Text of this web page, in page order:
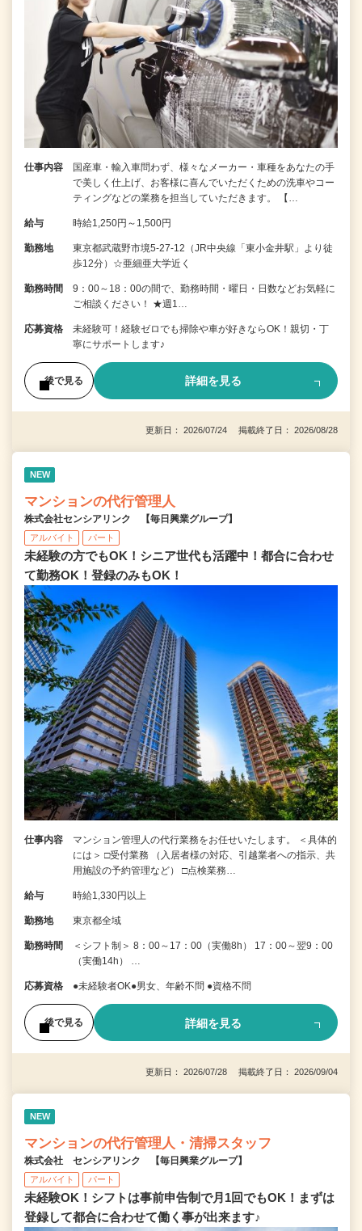
仕事内容
国産車・輸入車問わず、様々なメーカー・車種をあなたの手
で美しく仕上げ、お客様に喜んでいただくための洗車やコー
ティングなどの業務を担当していただきます。 【…
給与 時給1,250円～1,500円
勤務地
東京都武蔵野市境5-27-12（JR中央線「東小金井駅」より徒
歩12分）☆亜細亜大学近く
勤務時間
9：00～18：00の間で、勤務時間・曜日・日数などお気軽に
ご相談ください！ ★週1…
応募資格
未経験可！経験ゼロでも掃除や車が好きならOK！親切・丁
寧にサポートします♪
後で見る 詳細を見る
更新日： 2026/07/24 掲載終了日： 2026/08/28
NEW
マンションの代行管理人
株式会社センシアリンク 【毎日興業グループ】
アルバイト パート
未経験の方でもOK！シニア世代も活躍中！都合に合わせ
て勤務OK！登録のみもOK！
仕事内容
マンション管理人の代行業務をお任せいたします。 ＜具体的
には＞ □受付業務 （入居者様の対応、引越業者への指示、共
用施設の予約管理など） □点検業務…
給与 時給1,330円以上
勤務地 東京都全域
勤務時間
＜シフト制＞ 8：00～17：00（実働8h） 17：00～翌9：00
（実働14h） …
応募資格 ●未経験者OK●男女、年齢不問 ●資格不問
後で見る 詳細を見る
更新日： 2026/07/28 掲載終了日： 2026/09/04
NEW
マンションの代行管理人・清掃スタッフ
株式会社 センシアリンク 【毎日興業グループ】
アルバイト パート
未経験OK！シフトは事前申告制で月1回でもOK！まずは
登録して都合に合わせて働く事が出来ます♪